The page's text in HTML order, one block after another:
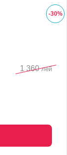
-30%
1 360 лей